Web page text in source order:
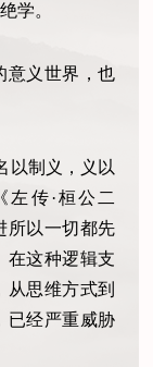
学。
意义世界，也
以制义，义以
左传·桓公二
所以一切都先
在这种逻辑支
思维方式到
已经严重威胁